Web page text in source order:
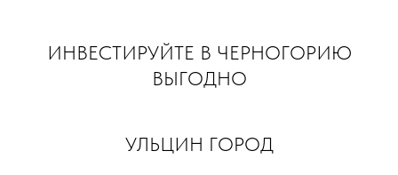
ИНВЕСТИРУЙТЕ В ЧЕРНОГОРИЮ
ВЫГОДНО
УЛЬЦИН ГОРОД